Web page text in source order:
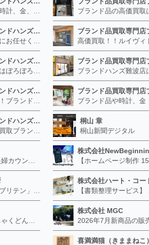
ブランド品買取専門店ブランドハンズ JR西宮店
ブランド品買取専門店ブランドハンズ 枚方ビオルネ店
ブランド品買取専門店ブランドハンズ 梅田茶屋町店
株式会社ブランド買取ブランドハンズ福島店
桐山 章
桐山新聞デジタル
株式会社
株式会社ハート・コー
株式会社 MGC
喜満満猫（きままねこ）